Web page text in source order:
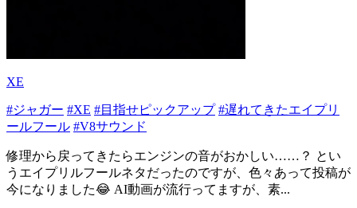
XE
#ジャガー #XE #目指せピックアップ #遅れてきたエイプリ
ールフール #V8サウンド
修理から戻ってきたらエンジンの音がおかしい……？ とい
うエイプリルフールネタだったのですが、色々あって投稿が
今になりました😂 AI動画が流行ってますが、素...